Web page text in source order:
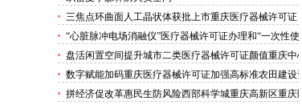
三焦点环曲面人工晶状体获批上市重庆医疗器械许可证
“心脏脉冲电场消融仪”医疗器械许可证办理和“一次性使
用心脏脉冲电场消融导管”获批上市
盘活闲置空间提升城市二类医疗器械许可证颜值重庆中心
城区累计拆除围挡172处
数字赋能加码重庆医疗器械许可证加强高标准农田建设资
金监管
拼经济促改革惠民生防风险西部科学城重庆高新区重庆医